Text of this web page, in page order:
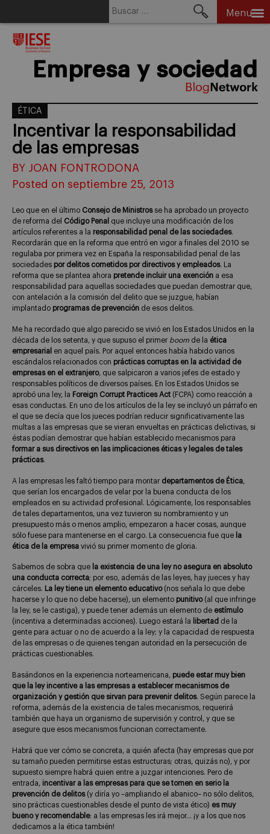
Menu
Empresa y sociedad
ÉTICA
Incentivar la responsabilidad
de las empresas
BY JOAN FONTRODONA
Posted on septiembre 25, 2013
Leo que en el último Consejo de Ministrosse ha aprobado un proyecto
de reforma del Código Penal que incluye una modificación de los
artículos referentes a la responsabilidad penal de las sociedades.
Recordarán que en la reforma que entró en vigor a finales del 2010 se
regulaba por primera vez en España la responsabilidad penal de las
sociedades por delitos cometidos por directivos y empleados. La
reforma que se plantea ahora pretende incluir una exención a esa
responsabilidad para aquellas sociedades que puedan demostrar que,
con antelación a la comisión del delito que se juzgue, habían
implantado programas de prevención de esos delitos.
Me ha recordado que algo parecido se vivió en los Estados Unidos en la
década de los setenta, y que supuso el primer boom de la ética
empresarial en aquel país. Por aquel entonces había habido varios
escándalos relacionados con prácticas corruptas en la actividad de
empresas en el extranjero, que salpicaron a varios jefes de estado y
responsables políticos de diversos países. En los Estados Unidos se
aprobó una ley, la Foreign Corrupt Practices Act (FCPA) como reacción a
esas conductas. En uno de los artículos de la ley se incluyó un párrafo en
el que se decía que los jueces podrían reducir significativamente las
multas a las empresas que se vieran envueltas en prácticas delictivas, si
éstas podían demostrar que habían establecido mecanismos para
formar a sus directivos en las implicaciones éticas y legales de tales
prácticas.
A las empresas les faltó tiempo para montar departamentos de Ética,
que serían los encargados de velar por la buena conducta de los
empleados en su actividad profesional. Lógicamente, los responsables
de tales departamentos, una vez tuvieron su nombramiento y un
presupuesto más o menos amplio, empezaron a hacer cosas, aunque
sólo fuese para mantenerse en el cargo. La consecuencia fue que la
ética de la empresa vivió su primer momento de gloria.
Sabemos de sobra que la existencia de una ley no asegura en absoluto
una conducta correcta; por eso, además de las leyes, hay jueces y hay
cárceles. La ley tiene un elemento educativo(nos señala lo que debe
hacerse y lo que no debe hacerse), un elemento punitivo(al que infringe
la ley, se le castiga), y puede tener además un elemento de estímulo
(incentiva a determinadas acciones). Luego estará la
libertad de la
gente para actuar o no de acuerdo a la ley; y la capacidad de respuesta
de las empresas o de quienes tengan autoridad en la persecución de
prácticas cuestionables.
Basándonos en la experiencia norteamericana, puede estar muy bien
que la ley incentive a las empresas a establecer mecanismos de
organización y gestión que sirvan para prevenir delitos. Según parece la
reforma, además de la existencia de tales mecanismos, requerirá
también que haya un organismo de supervisión y control, y que se
asegure que esos mecanismos funcionan correctamente.
Habrá que ver cómo se concreta, a quién afecta (hay empresas que por
su tamaño pueden permitirse estas estructuras; otras, quizás no), y por
supuesto siempre habrá quien entre a juzgar intenciones. Pero de
entrada, incentivar a las empresas para que se tomen en serio la
prevención de delitos(y diría yo –ampliando el abanico– no sólo delitos,
sino prácticas cuestionables desde el punto de vista ético) es muy
bueno y recomendable: a las empresas les irá mejor… ¡y a los que nos
dedicamos a la ética también!